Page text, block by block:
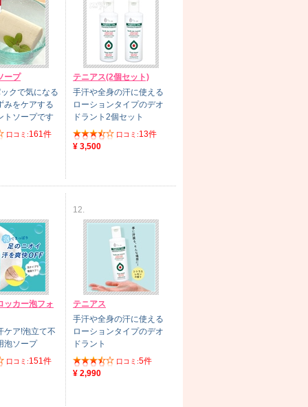
ープ
クで気になる
みをケアする
トソープです
口コミ:161件
テニアス(2個セット)
手汗や全身の汗に使える
ローションタイプのデオ
ドラント2個セット
口コミ:13件
¥ 3,500
ッカー泡フォ
ケア!泡立て不
泡ソープ
口コミ:151件
12.
テニアス
手汗や全身の汗に使える
ローションタイプのデオ
ドラント
口コミ:5件
¥ 2,990